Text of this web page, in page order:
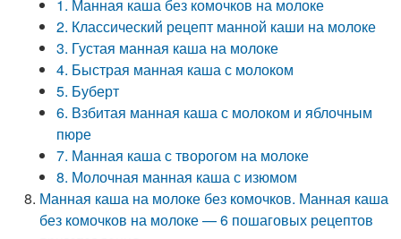
1. Манная каша без комочков на молоке
2. Классический рецепт манной каши на молоке
3. Густая манная каша на молоке
4. Быстрая манная каша с молоком
5. Буберт
6. Взбитая манная каша с молоком и яблочным
пюре
7. Манная каша с творогом на молоке
8. Молочная манная каша с изюмом
Манная каша на молоке без комочков. Манная каша
без комочков на молоке — 6 пошаговых рецептов